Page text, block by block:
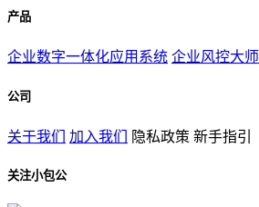
产品
企业数字一体化应用系统 企业风控大师
公司
关于我们 加入我们 隐私政策 新手指引
关注小包公